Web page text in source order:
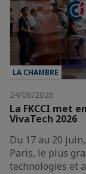
LA CHAMBRE
24/06/2026
La FKCCI met
VivaTech 2026
Du 17 au 20
Paris, le plus
technologies et